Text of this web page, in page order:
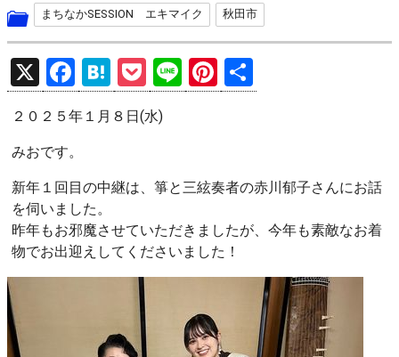
まちなかSESSION エキマイク 秋田市
X
F
a
ce
o
o
k
H
at
e
a
P
o
ck
Li
n
Pi
nt
t
有
２０２５年１月８日(水)
みおです。
新年１回目の中継は、箏と三絃奏者の赤川郁子さんにお話
を伺いました。
昨年もお邪魔させていただきましたが、今年も素敵なお着
物でお出迎えしてくださいました！